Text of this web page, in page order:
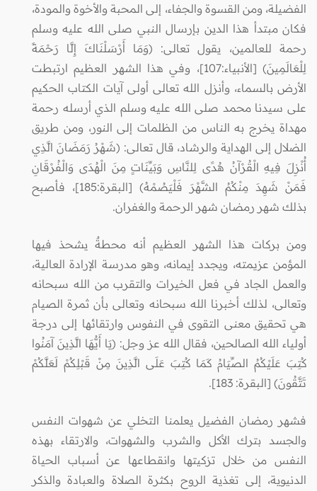
الفضيلة، ومن القسوة والجفاء، إلى المحبة والأخوة والمودة،
فكان مبتدأ هذا الدين بإرسال النبي صلى الله عليه وسلم
رحمة للعالمين، يقول تعالى: (وَمَا أَرْسَلْنَاكَ إِلَّا رَحْمَةً
لِلْعَالَمِينَ) [الأنبياء:107]، وفي هذا الشهر العظيم ارتبطت
الأرض بالسماء، وأنزل الله تعالى أولى آيات الكتاب الحكيم
على سيدنا محمد صلى الله عليه وسلم الذي أرسله رحمة
مهداة يخرج به الناس من الظلمات إلى النور، ومن طريق
الضلال إلى الهداية والرشاد، قال تعالى: (شَهْرُ رَمَضَانَ الَّذِي
أُنْزِلَ فِيهِ الْقُرْآنُ هُدًى لِلنَّاسِ وَبَيِّنَاتٍ مِنَ الْهُدَى وَالْفُرْقَانِ
فَمَنْ شَهِدَ مِنْكُمُ الشَّهْرَ فَلْيَصُمْهُ) [البقرة:185]، فأصبح
بذلك شهر رمضان شهر الرحمة والغفران.
ومن بركات هذا الشهر العظيم أنه محطةٌ يشحذ فيها
المؤمن عزيمته، ويجدد إيمانه، وهو مدرسة الإرادة العالية،
والعمل الجاد في فعل الخيرات والتقرب من الله سبحانه
وتعالى، لذلك أخبرنا الله سبحانه وتعالى بأن ثمرة الصيام
هي تحقيق معنى التقوى في النفوس وارتقائها إلى درجة
أولياء الله الصالحين، فقال الله عز وجل: (يَا أَيُّهَا الَّذِينَ آمَنُوا
كُتِبَ عَلَيْكُمُ الصِّيَامُ كَمَا كُتِبَ عَلَى الَّذِينَ مِنْ قَبْلِكُمْ لَعَلَّكُمْ
تَتَّقُونَ) [البقرة: 183].
فشهر رمضان الفضيل يعلمنا التخلي عن شهوات النفس
والجسد بترك الأكل والشرب والشهوات، والارتقاء بهذه
النفس من خلال تزكيتها وانقطاعها عن أسباب الحياة
الدنيوية، إلى تغذية الروح بكثرة الصلاة والعبادة والذكر